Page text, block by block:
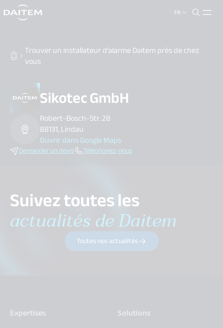
FR
search.label
Trouver un installateur d’alarme Daitem près de chez
vous
Sikotec GmbH
Robert-Bosch-Str. 28
88131, Lindau
Ouvrir dans Google Maps
Demander un devis Téléphonez-nous
Suivez toutes les
actualités de Daitem
Toutes nos actualités
Expertises
Solutions